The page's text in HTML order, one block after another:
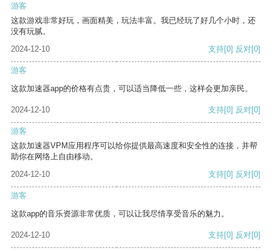
游客
这款游戏非常好玩，画面精美，玩法丰富。我已经玩了好几个小时，还
没有玩腻。
2024-12-10
支持[0] 反对[0]
游客
这款加速器app的价格有点贵，可以适当降低一些，这样会更加亲民。
2024-12-10 支持[0] 反对[0]
游客
这款加速器VPM应用程序可以给你提供最高速度和安全性的连接，并帮
助你在网络上自由移动。
2024-12-10
支持[0] 反对[0]
游客
这款app的音乐资源非常优质，可以让我尽情享受音乐的魅力。
2024-12-10 支持[0] 反对[0]